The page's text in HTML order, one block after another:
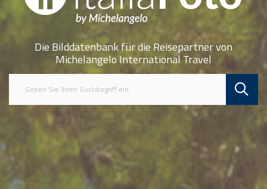
Die Bilddatenbank für die Reisepartner von
Michelangelo International Travel